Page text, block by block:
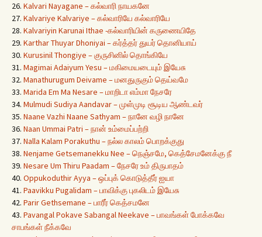
26. Kalvari Nayagane – கல்வாரி நாயகனே
27. Kalvariye Kalvariye – கல்வாரியே கல்வாரியே
28. Kalvariyin Karunai Ithae -கல்வாரியின் கருணையிதே
29. Karthar Thuyar Dhoniyai – கர்த்தர் துயர் தொனியாய்
30. Kurusinil Thongiye – குருசினில் தொங்கியே
31. Magimai Adaiyum Yesu – மகிமையடையும் இயேசு
32. Manathurugum Deivame – மனதுருகும் தெய்வமே
33. Marida Em Ma Nesare – மாறிடா எம்மா நேசரே
34. Mulmudi Sudiya Aandavar – முள்முடி சூடிய ஆண்டவர்
35. Naane Vazhi Naane Sathyam – நானே வழி நானே
36. Naan Ummai Patri – நான் உம்மைப்பற்றி
37. Nalla Kalam Porakuthu – நல்ல காலம் பொறக்குது
38. Nenjame Getsemanekku Nee – நெஞ்சமே, கெத்சேமனேக்கு நீ
39. Nesare Um Thiru Paadam – நேசரே உம் திருபாதம்
40. Oppukoduthir Ayya – ஒப்புக் கொடுத்தீர் ஐயா
41. Paavikku Pugalidam – பாவிக்கு புகலிடம் இயேசு
42. Parir Gethsemane – பாரீர் கெத்சமனே
43. Pavangal Pokave Sabangal Neekave – பாவங்கள் போக்கவே
சாபங்கள் நீக்கவே